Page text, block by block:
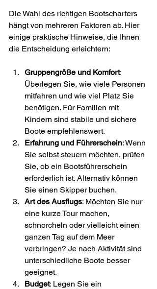
Die Wahl des richtigen Bootscharters
hängt von mehreren Faktoren ab. Hier
einige praktische Hinweise, die Ihnen
die Entscheidung erleichtern:
Gruppengröße und Komfort:
Überlegen Sie, wie viele Personen
mitfahren und wie viel Platz Sie
benötigen. Für Familien mit
Kindern sind stabile und sichere
Boote empfehlenswert.
Erfahrung und Führerschein: Wenn
Sie selbst steuern möchten, prüfen
Sie, ob ein Bootsführerschein
erforderlich ist. Alternativ können
Sie einen Skipper buchen.
Art des Ausflugs: Möchten Sie nur
eine kurze Tour machen,
schnorcheln oder vielleicht einen
ganzen Tag auf dem Meer
verbringen? Je nach Aktivität sind
unterschiedliche Boote besser
geeignet.
Budget: Legen Sie ein